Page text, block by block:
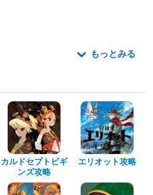
もっとみる
カルドセプトビギ
ンズ攻略
エリオット攻略